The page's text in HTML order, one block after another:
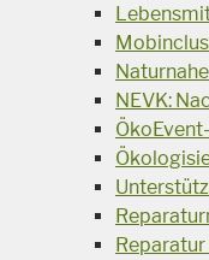
NEVK:
Reparatur